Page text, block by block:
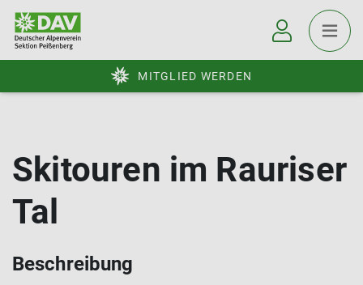
MITGLIED WERDEN
Skitouren im Rauriser
Tal
Beschreibung